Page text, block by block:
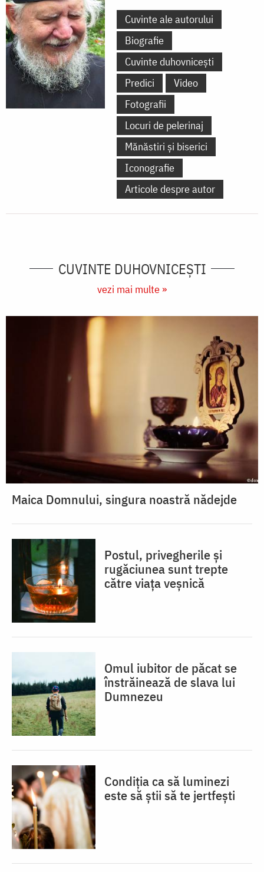
Cuvinte ale autorului
Biografie
Cuvinte duhovnicești
Predici
Video
Fotografii
Locuri de pelerinaj
Mănăstiri și biserici
Iconografie
Articole despre autor
CUVINTE DUHOVNICEȘTI
vezi mai multe »
Maica Domnului, singura noastră nădejde
Postul, privegherile și
rugăciunea sunt trepte
către viața veșnică
Omul iubitor de păcat se
înstrăinează de slava lui
Dumnezeu
Condiția ca să luminezi
este să știi să te jertfești